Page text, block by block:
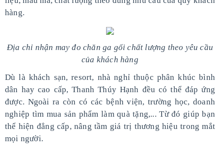
hàng.
Địa chỉ nhận may đo chăn ga gối chất lượng theo yêu cầu
của khách hàng
Dù là khách sạn, resort, nhà nghỉ thuộc phân khúc bình
dân hay cao cấp, Thanh Thúy Hạnh đều có thể đáp ứng
được. Ngoài ra còn có các bệnh viện, trường học, doanh
nghiệp tìm mua sản phẩm làm quà tặng,... Từ đó giúp bạn
thể hiện đẳng cấp, nâng tầm giá trị thương hiệu trong mắt
mọi người.